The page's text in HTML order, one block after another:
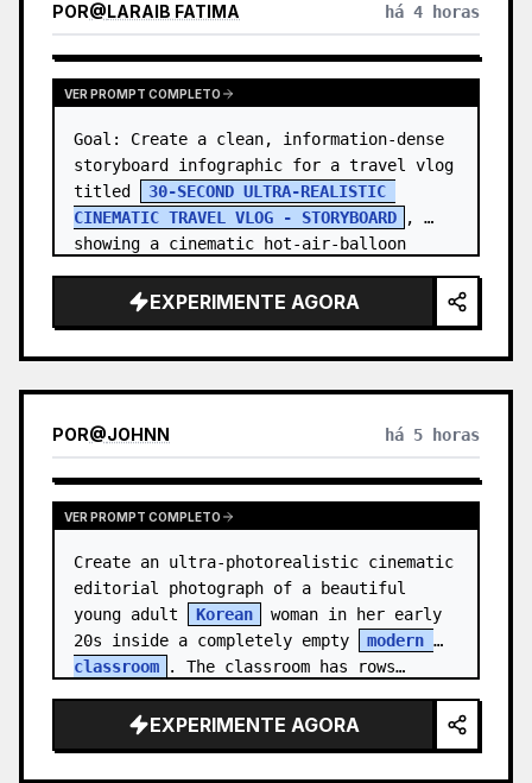
POR@LARAIB FATIMA‎ há 4 horas
VER PROMPT COMPLETO
Goal: Create a clean, information-dense
storyboard infographic for a travel vlog
titled
30-SECOND ULTRA-REALISTIC
CINEMATIC TRAVEL VLOG - STORYBOARD
,
showing a cinematic hot-air-balloon
EXPERIMENTE AGORA
POR@JOHNN há 5 horas
VER PROMPT COMPLETO
Create an ultra-photorealistic cinematic
editorial photograph of a beautiful
young adult
Korean
woman in her early
20s inside a completely empty
modern
classroom
. The classroom has rows…
EXPERIMENTE AGORA